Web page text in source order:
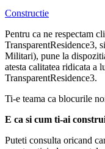
Constructie
Pentru ca ne respectam
TransparentResidence3,
Militari), pune la
atesta calitatea ridicata a
TransparentResidence3.
Ti-e teama ca blocurile
E ca si cum ti-ai
Puteti consulta oricand